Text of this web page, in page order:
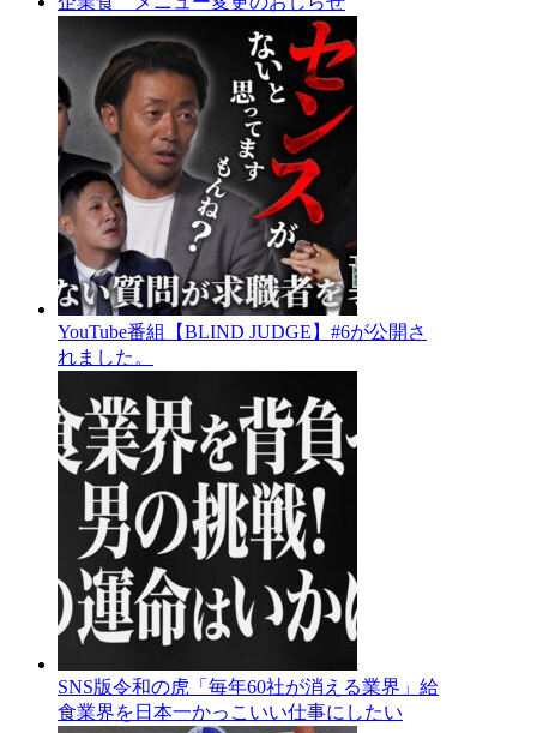
YouTube番組【BLIND JUDGE】#6が公開さ
れました。
SNS版令和の虎「毎年60社が消える業界」給
食業界を日本一かっこいい仕事にしたい